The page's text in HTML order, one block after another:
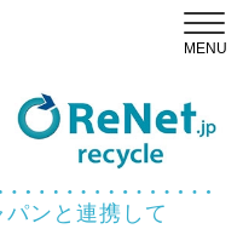
ンと連携して